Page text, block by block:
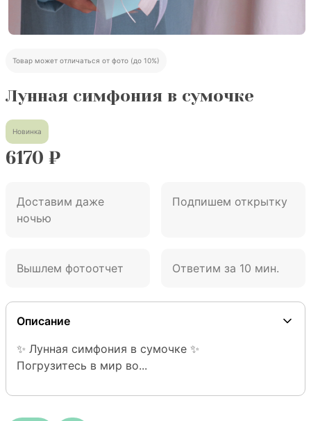
Товар может отличаться от фото (до 10%)
Лунная симфония в сумочке
Новинка
6170 ₽
Доставим даже
ночью
Подпишем открытку
Вышлем фотоотчет Ответим за 10 мин.
Описание
✨ Лунная симфония в сумочке ✨
Погрузитесь в мир во...